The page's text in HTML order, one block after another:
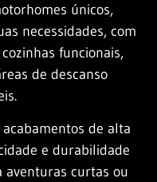
únicos,
necessidades, com
funcionais,
de descanso
de alta
e durabilidade
aventuras curtas ou